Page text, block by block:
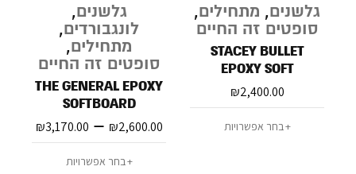
גלשנים, מתחילים,
סופטים זה החיים
STACEY BULLET
EPOXY SOFT
₪2,400.00
בחר אפשרויות
גלשנים,
לונגבורדים,
מתחילים,
סופטים זה החיים
THE GENERAL EPOXY
SOFTBOARD
₪2,600.00
–
₪3,170.00
בחר אפשרויות